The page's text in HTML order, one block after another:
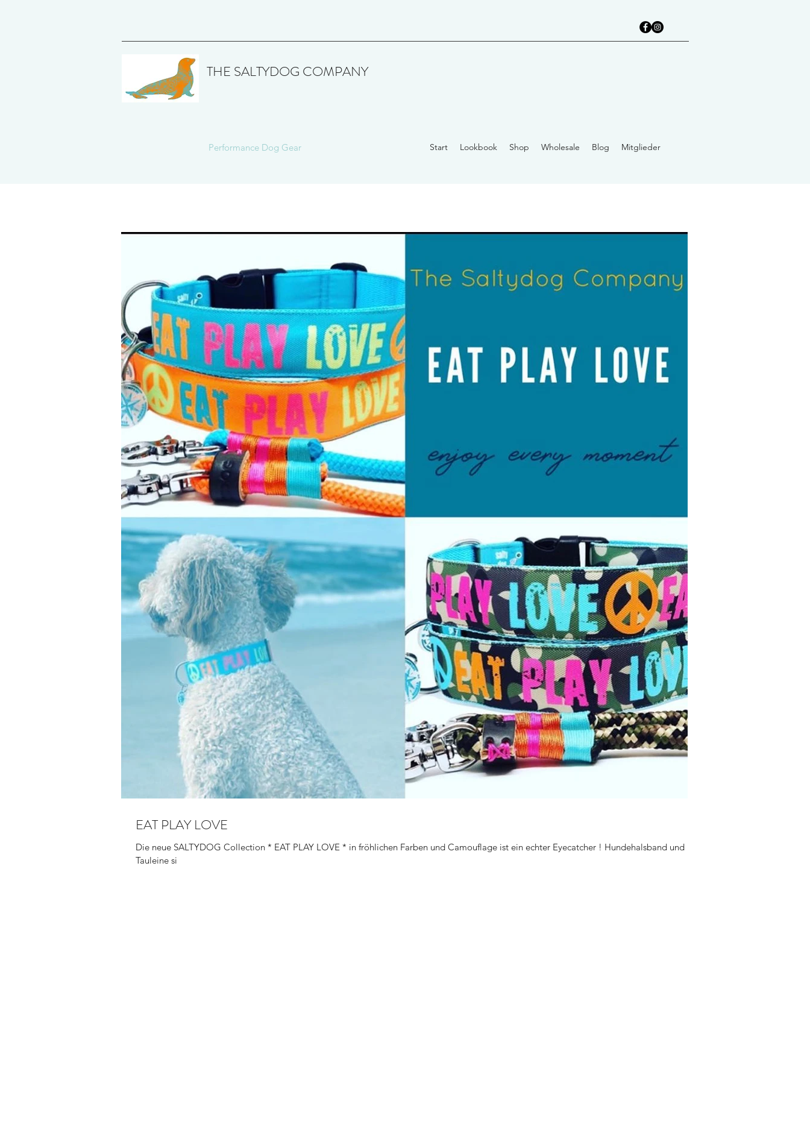
THE SALTYDOG COMPANY
Performance Dog Gear Start Lookbook Shop Wholesale Blog Mitglieder
EAT PLAY LOVE
Die neue SALTYDOG Collection * EAT PLAY LOVE * in fröhlichen Farben und Camouflage ist ein echter Eyecatcher ! Hundehalsband und
Tauleine si